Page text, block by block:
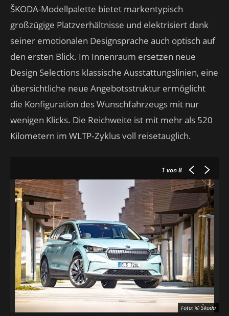
ŠKODA-Modellpalette bietet markentypisch
großzügige Platzverhältnisse und elektrisiert dank
seiner emotionalen Designsprache auch optisch auf
den ersten Blick. Im Innenraum ersetzen neue
Design Selections klassische Ausstattungslinien, eine
übersichtliche neue Angebotsstruktur ermöglicht
die Konfiguration des Wunschfahrzeugs mit nur
wenigen Klicks. Die Reichweite ist mit mehr als 520
Kilometern im WLTP‑Zyklus voll reisetauglich.
1 von 8
Foto: © Škoda